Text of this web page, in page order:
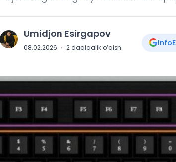
U Umidjon Esirgapov
08.02.2026 · 2 daqiqalik o‘qish